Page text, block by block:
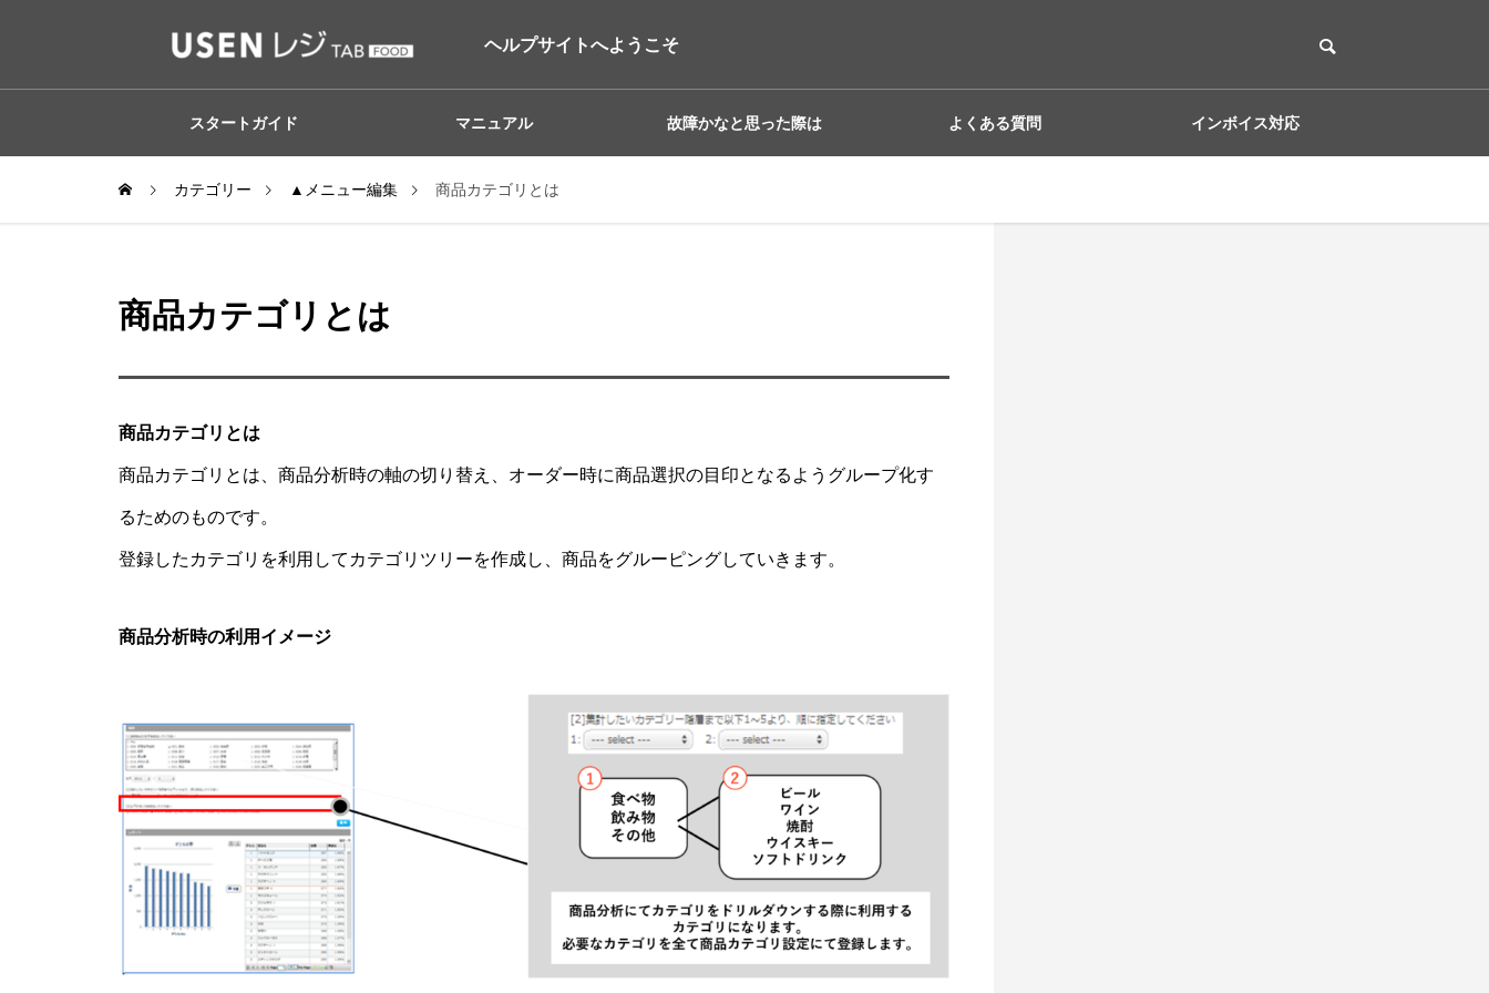
ヘルプサイトへようこそ
スタートガイド マニュアル 故障かなと思った際は よくある質問 インボイス対応
カテゴリー ▲メニュー編集 商品カテゴリとは
商品カテゴリとは
商品カテゴリとは
商品カテゴリとは、商品分析時の軸の切り替え、オーダー時に商品選択の目印となるようグループ化す
るためのものです。
登録したカテゴリを利用してカテゴリツリーを作成し、商品をグルーピングしていきます。
商品分析時の利用イメージ